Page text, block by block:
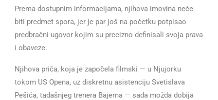
Prema dostupnim informacijama, njihova imovina neće
biti predmet spora, jer je par još na početku potpisao
predbračni ugovor kojim su precizno definisali svoja prava
i obaveze.
Njihova priča, koja je započela filmski — u Njujorku
tokom US Opena, uz diskretnu asistenciju Svetislava
Pešića, tadašnjeg trenera Bajerna — sada možda dobija